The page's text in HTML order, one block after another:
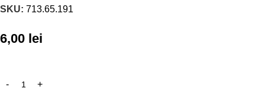
SKU: 713.65.191
6,00 lei